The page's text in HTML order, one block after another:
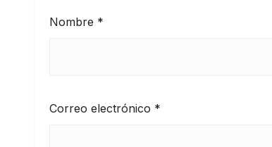
Nombre *
Correo electrónico *